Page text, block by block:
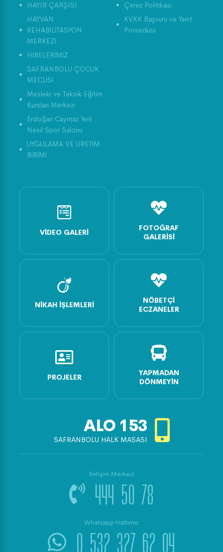
HAYIR ÇARŞISI
HAYVAN
REHABİLİTASYON
MERKEZİ
HİBELERİMİZ
SAFRANBOLU ÇOCUK
MECLİSİ
Mesleki ve Teknik Eğitim
Kursları Merkezi
Erdoğan Caymaz Yeni
Nesil Spor Salonu
UYGULAMA VE ÜRETİM
BİRİMİ
Çerez Politikası
KVKK Başvuru ve Yanıt
Prosedürü
VIDEO GALERI
FOTOĞRAF
GALERISI
NIKAH İŞLEMLERI
NÖBETÇI
ECZANELER
PROJELER
YAPMADAN
DÖNMEYIN
ALO 153
SAFRANBOLU HALK MASASI
İletişim Merkezi
444 50 78
Whatsapp Hattımız
0 532 327 62 04